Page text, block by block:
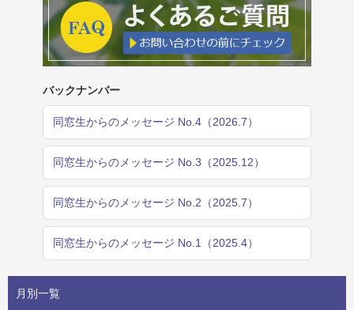
バックナンバー
同窓生からのメッセージ No.4（2026.7）
同窓生からのメッセージ No.3（2025.12）
同窓生からのメッセージ No.2（2025.7）
同窓生からのメッセージ No.1（2025.4）
月別一覧